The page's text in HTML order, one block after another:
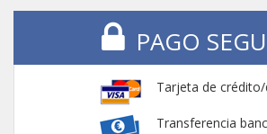
PAGO
Tarjeta de
Transferencia